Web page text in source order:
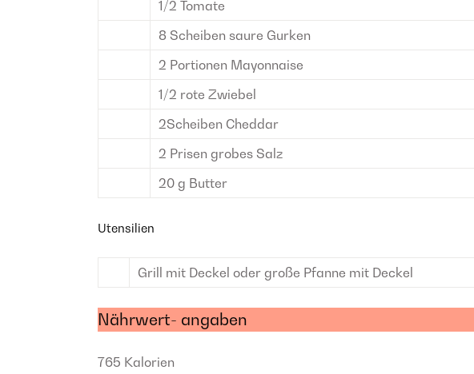
1/2 Tomate
8 Scheiben saure Gurken
2 Portionen Mayonnaise
1/2 rote Zwiebel
2Scheiben Cheddar
2 Prisen grobes Salz
20 g Butter
Utensilien
Grill mit Deckel oder große Pfanne mit Deckel
Nährwert- angaben
765 Kalorien